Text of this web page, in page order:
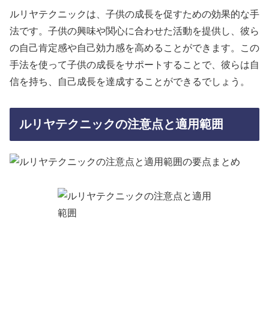
ルリヤテクニックは、子供の成長を促すための効果的な手
法です。子供の興味や関心に合わせた活動を提供し、彼ら
の自己肯定感や自己効力感を高めることができます。この
手法を使って子供の成長をサポートすることで、彼らは自
信を持ち、自己成長を達成することができるでしょう。
ルリヤテクニックの注意点と適用範囲